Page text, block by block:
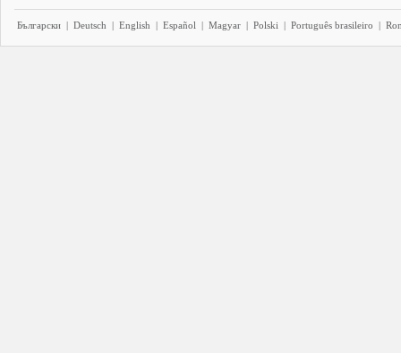
Български | Deutsch | English | Español | Magyar | Polski | Português brasileiro |